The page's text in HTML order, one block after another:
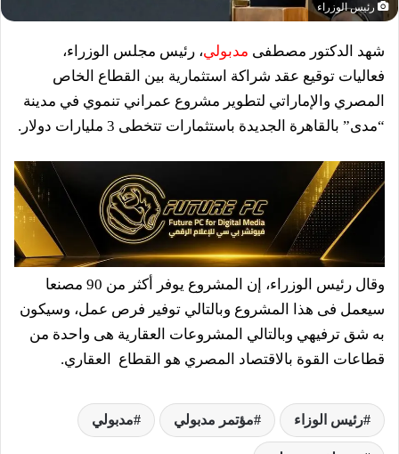
رئيس الوزراء
شهد الدكتور مصطفى مدبولي، رئيس مجلس الوزراء،
فعاليات توقيع عقد شراكة استثمارية بين القطاع الخاص
المصري والإماراتي لتطوير مشروع عمراني تنموي في مدينة
“مدى” بالقاهرة الجديدة باستثمارات تتخطى 3 مليارات دولار.
وقال رئيس الوزراء، إن المشروع يوفر أكثر من 90 مصنعا
سيعمل فى هذا المشروع وبالتالي توفير فرص عمل، وسيكون
به شق ترفيهي وبالتالي المشروعات العقارية هى واحدة من
قطاعات القوة بالاقتصاد المصري هو القطاع العقاري.
رئيس الوزاء مؤتمر مدبولي مدبولي